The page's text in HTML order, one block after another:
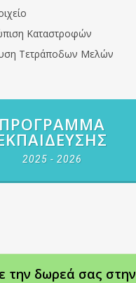
Καταστροφών
Τετράποδων Μελών
ΠΡΌΓΡΑΜΜΑ
2025 - 2026
την δωρεά σας στην